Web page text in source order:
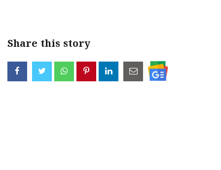
Share this story